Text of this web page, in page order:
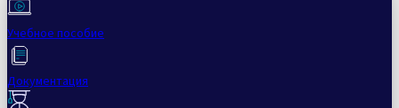
Учебное пособие
Документация